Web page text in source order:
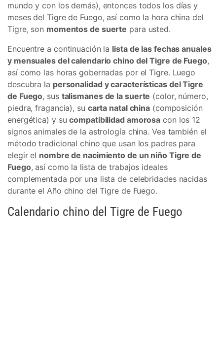
mundo y con los demás), entonces todos los días y
meses del Tigre de Fuego, así como la hora china del
Tigre, son momentos de suerte para usted.
Encuentre a continuación la lista de las fechas anuales
y mensuales del calendario chino del Tigre de Fuego,
así como las horas gobernadas por el Tigre. Luego
descubra la personalidad y características del Tigre
de Fuego, sus talismanes de la suerte (color, número,
piedra, fragancia), su carta natal china (composición
energética) y sucompatibilidad amorosa con los 12
signos animales de la astrología china. Vea también el
método tradicional chino que usan los padres para
elegir el nombre de nacimiento de un niño Tigre de
Fuego, así como la lista de trabajos ideales
complementada por una lista de celebridades nacidas
durante el Año chino del Tigre de Fuego.
Calendario chino del Tigre de Fuego